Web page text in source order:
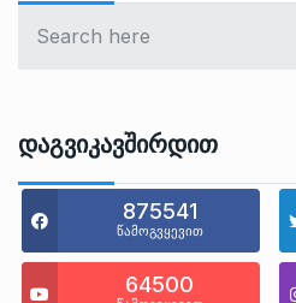
Დაგვიკავშირდით
875541
წამოგვყევით
64500